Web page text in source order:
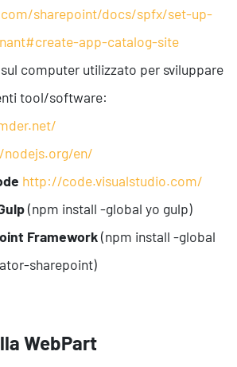
sharepoint/docs/spfx/set-up-
app-catalog-site
sul computer utilizzato per sviluppare
tool/software:
en/
http://code.visualstudio.com/
(npm install -global yo gulp)
Framework(npm install -global
sharepoint)
WebPart